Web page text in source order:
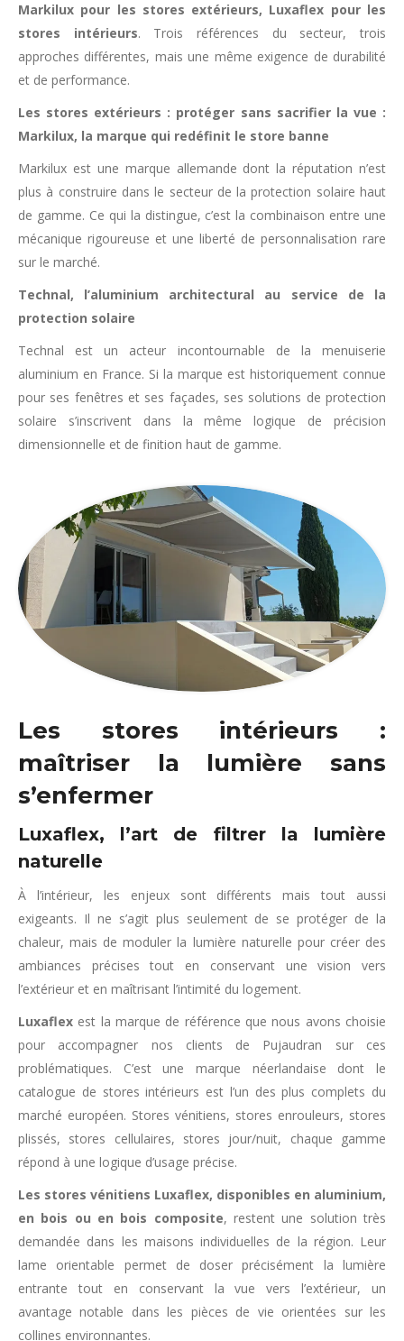
Markilux pour les stores extérieurs, Luxaflex pour les
stores intérieurs. Trois références du secteur, trois
approches différentes, mais une même exigence de durabilité
et de performance.
Les stores extérieurs : protéger sans sacrifier la vue :
Markilux, la marque qui redéfinit le store banne
Markilux est une marque allemande dont la réputation n’est
plus à construire dans le secteur de la protection solaire haut
de gamme. Ce qui la distingue, c’est la combinaison entre une
mécanique rigoureuse et une liberté de personnalisation rare
sur le marché.
Technal, l’aluminium architectural au service de la
protection solaire
Technal est un acteur incontournable de la menuiserie
aluminium en France. Si la marque est historiquement connue
pour ses fenêtres et ses façades, ses solutions de protection
solaire s’inscrivent dans la même logique de précision
dimensionnelle et de finition haut de gamme.
Les stores intérieurs :
maîtriser la lumière sans
s’enfermer
Luxaflex, l’art de filtrer la lumière
naturelle
À l’intérieur, les enjeux sont différents mais tout aussi
exigeants. Il ne s’agit plus seulement de se protéger de la
chaleur, mais de moduler la lumière naturelle pour créer des
ambiances précises tout en conservant une vision vers
l’extérieur et en maîtrisant l’intimité du logement.
Luxaflex est la marque de référence que nous avons choisie
pour accompagner nos clients de Pujaudran sur ces
problématiques. C’est une marque néerlandaise dont le
catalogue de stores intérieurs est l’un des plus complets du
marché européen. Stores vénitiens, stores enrouleurs, stores
plissés, stores cellulaires, stores jour/nuit, chaque gamme
répond à une logique d’usage précise.
Les stores vénitiens Luxaflex, disponibles en aluminium,
en bois ou en bois composite, restent une solution très
demandée dans les maisons individuelles de la région. Leur
lame orientable permet de doser précisément la lumière
entrante tout en conservant la vue vers l’extérieur, un
avantage notable dans les pièces de vie orientées sur les
collines environnantes.